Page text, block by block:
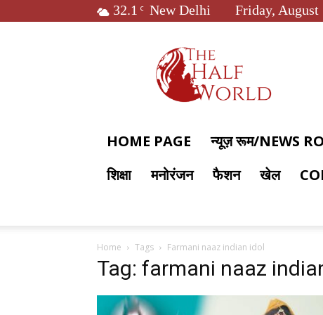
32.1 C New Delhi Friday, August
World
HOME PAGE न्यूज़ रूम/NEWS
शिक्षा
मनोरंजन फैशन खेल
Home Tags Farmani naaz indian idol
Tag: farmani naaz